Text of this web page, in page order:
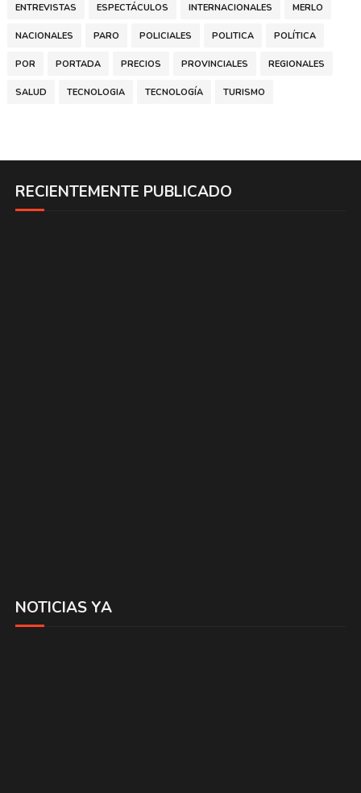
ENTREVISTAS ESPECTÁCULOS INTERNACIONALES MERLO
NACIONALES PARO POLICIALES POLITICA POLÍTICA
POR PORTADA PRECIOS PROVINCIALES REGIONALES
SALUD TECNOLOGIA TECNOLOGÍA TURISMO
RECIENTEMENTE PUBLICADO
NOTICIAS YA